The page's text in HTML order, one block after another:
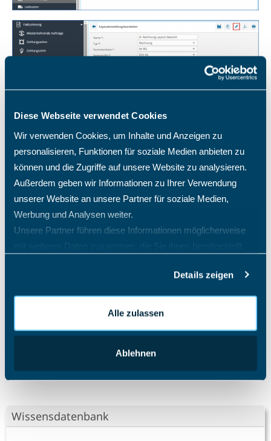
Diese Webseite verwendet Cookies
Wir verwenden Cookies, um Inhalte und Anzeigen zu
personalisieren, Funktionen für soziale Medien anbieten zu
können und die Zugriffe auf unsere Website zu analysieren.
Außerdem geben wir Informationen zu Ihrer Verwendung
unserer Website an unsere Partner für soziale Medien,
Werbung und Analysen weiter.
Unsere Partner führen diese Informationen möglicherweise
mit weiteren Daten zusammen, die Sie ihnen bereitgestellt
Details zeigen
Alle zulassen
Ablehnen
Wissensdatenbank
Befindet sich die Bankverbindung bereits in Ihren fertigen
Rechnungen, sollte diese Einstellung bereits richtig
eingestellt sein und funktionieren.
Sie können nun XRechnungen über das System erstellen, da
Sie alle notwendigen Einstellungen vorgenommen haben.